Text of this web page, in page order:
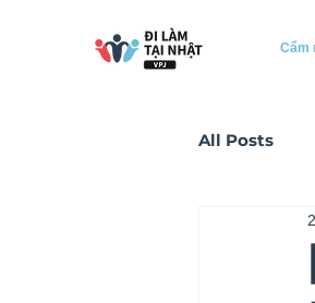
Cẩm
All Posts
Tài